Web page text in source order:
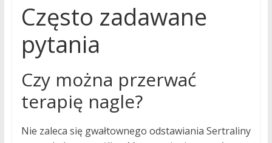
Często zadawane
pytania
Czy można przerwać
terapię nagle?
Nie zaleca się gwałtownego odstawiania Sertraliny